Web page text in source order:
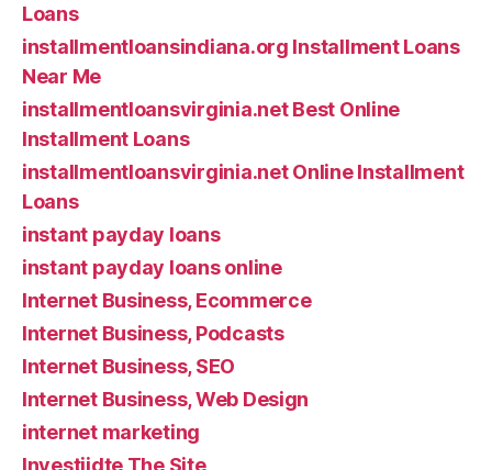
Loans
installmentloansindiana.org Installment Loans
Near Me
installmentloansvirginia.net Best Online
Installment Loans
installmentloansvirginia.net Online Installment
Loans
instant payday loans
instant payday loans online
Internet Business, Ecommerce
Internet Business, Podcasts
Internet Business, SEO
Internet Business, Web Design
internet marketing
Investiidte The Site